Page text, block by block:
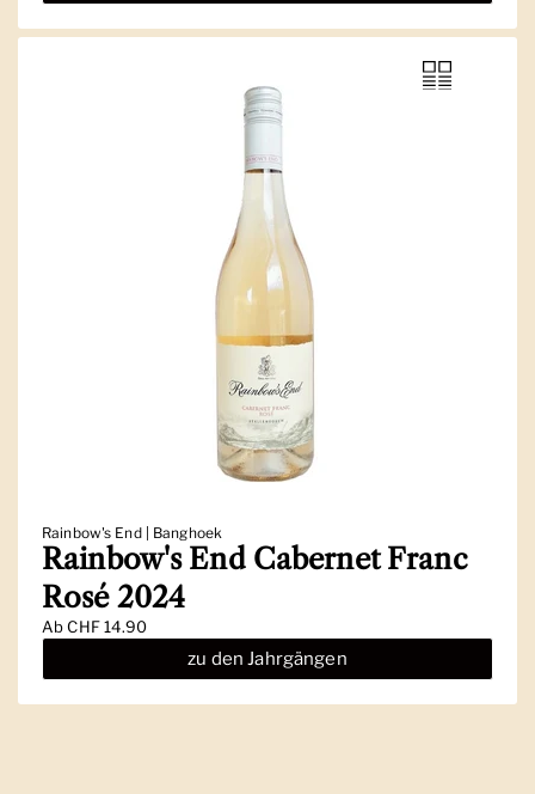
Rainbow's End | Banghoek
Rainbow's End Cabernet Franc
Rosé 2024
AbCHF 14.90
zu den Jahrgängen